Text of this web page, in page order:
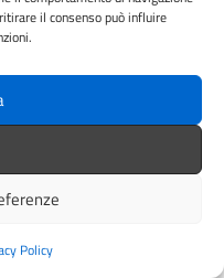
il consenso può influire
Policy
sviluppo